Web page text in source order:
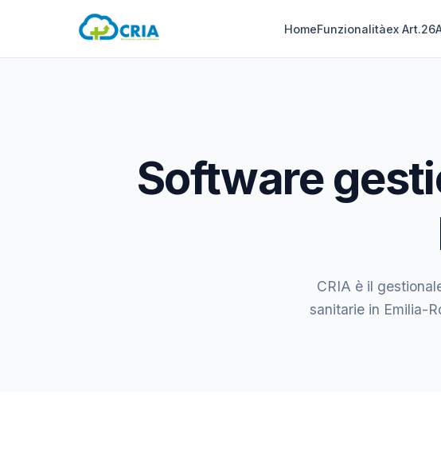
HomeFunzionalitàex Art.26
Software
CRIA è il
sanitarie in Emilia-